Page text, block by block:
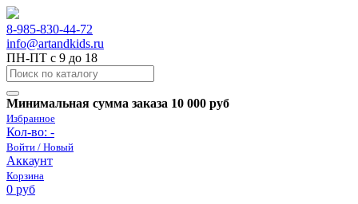
8-985-830-44-72
info@artandkids.ru
ПН-ПТ с 9 до 18
Минимальная сумма заказа 10 000 руб
Избранное
Кол-во: -
Войти / Новый
Аккаунт
Корзина
0 руб